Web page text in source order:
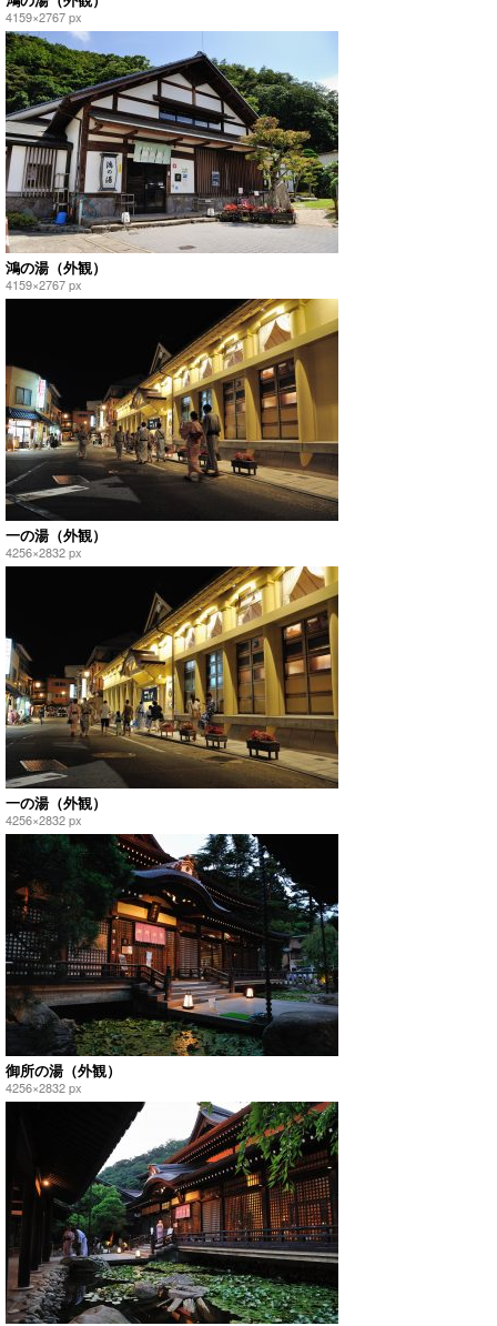
4159×2767 px
鴻の湯（外観）
4159×2767 px
一の湯（外観）
4256×2832 px
一の湯（外観）
4256×2832 px
御所の湯（外観）
4256×2832 px